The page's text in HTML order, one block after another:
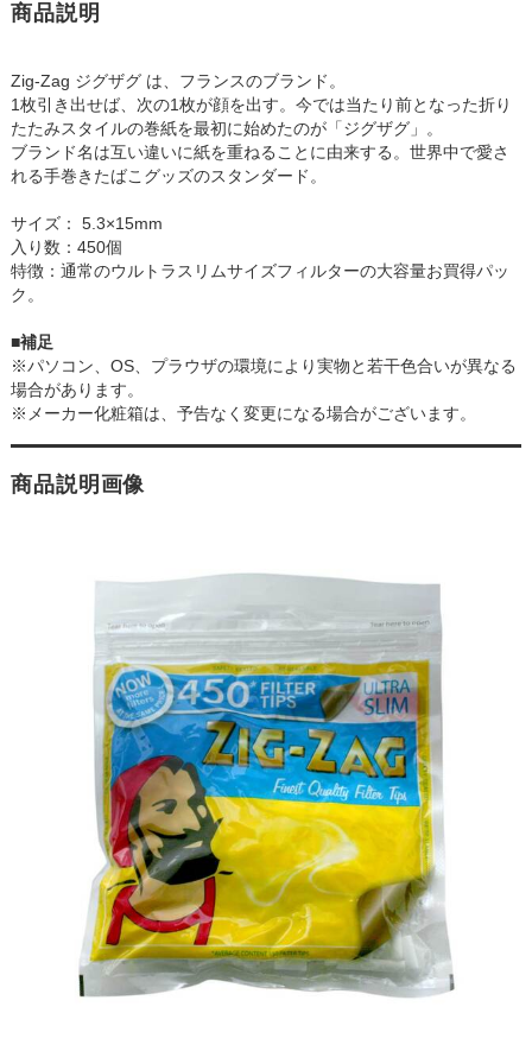
商品説明
Zig-Zag ジグザグ は、フランスのブランド。
1枚引き出せば、次の1枚が顔を出す。今では当たり前となった折り
たたみスタイルの巻紙を最初に始めたのが「ジグザグ」。
ブランド名は互い違いに紙を重ねることに由来する。世界中で愛さ
れる手巻きたばこグッズのスタンダード。
サイズ： 5.3×15mm
入り数：450個
特徴：通常のウルトラスリムサイズフィルターの大容量お買得パッ
ク。
■補足
※パソコン、OS、プラウザの環境により実物と若干色合いが異なる
場合があります。
※メーカー化粧箱は、予告なく変更になる場合がございます。
商品説明画像